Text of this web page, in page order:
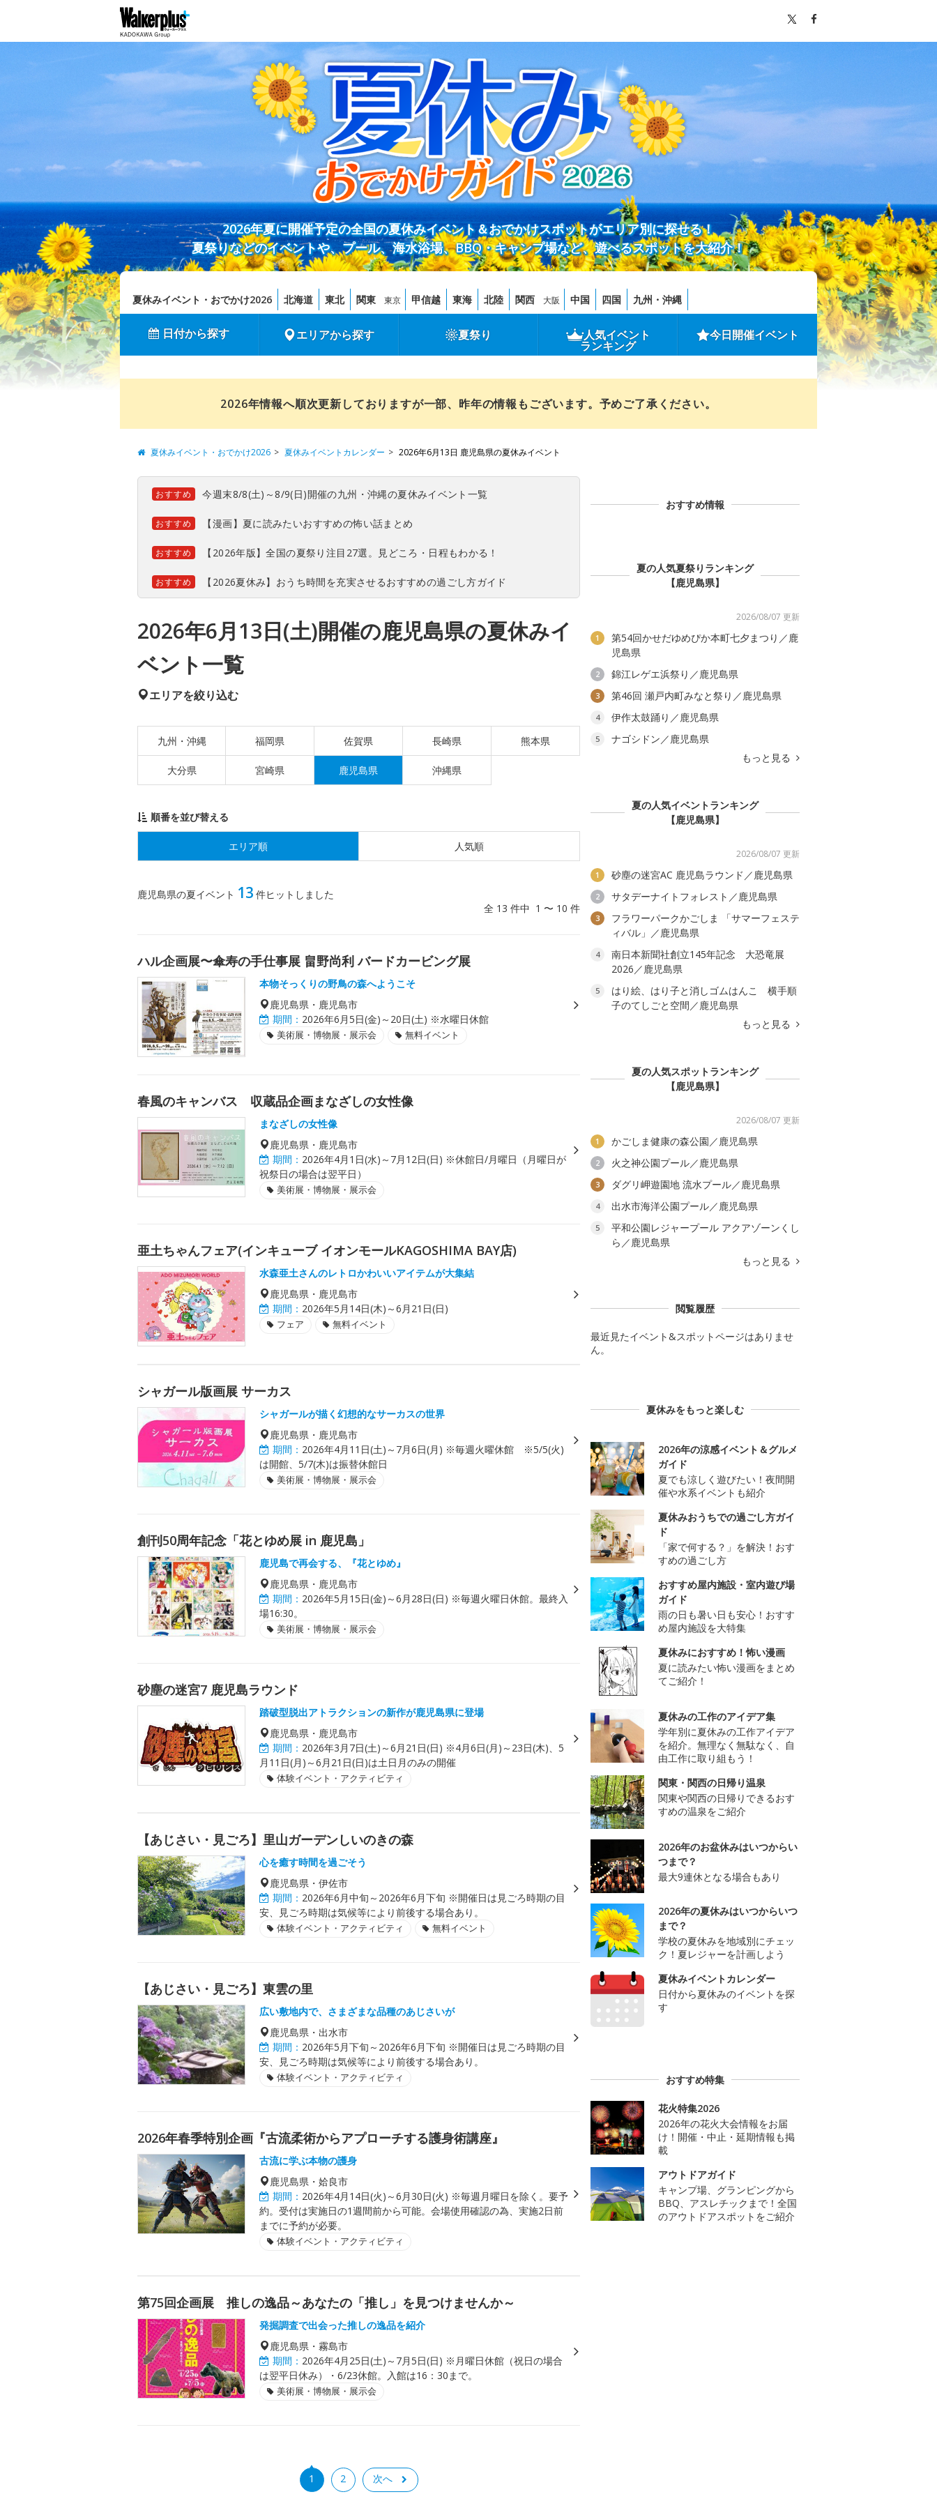
2026年夏に開催予定の全国の夏休みイベント＆おでかけスポットがエリア別に探せる！
夏祭りなどのイベントや、プール、海水浴場、BBQ・キャンプ場など、遊べるスポットを大紹介！
夏休みイベント・おでかけ2026 北海道 東北 関東 東京 甲信越 東海 北陸 関西 大阪 中国 四国 九州・沖縄
日付から探す エリアから探す 夏祭り 人気イベント
ランキング
今日開催イベント
2026年情報へ順次更新しておりますが一部、昨年の情報もございます。予めご了承ください。
夏休みイベント・おでかけ2026 夏休みイベントカレンダー 2026年6月13日 鹿児島県の夏休みイベント
おすすめ 今週末8/8(土)～8/9(日)開催の九州・沖縄の夏休みイベント一覧
おすすめ 【漫画】夏に読みたいおすすめの怖い話まとめ
おすすめ 【2026年版】全国の夏祭り注目27選。見どころ・日程もわかる！
おすすめ 【2026夏休み】おうち時間を充実させるおすすめの過ごし方ガイド
2026年6月13日(土)開催の鹿児島県の夏休みイ
ベント一覧
エリアを絞り込む
九州・沖縄 福岡県 佐賀県 長崎県 熊本県
大分県 宮崎県 鹿児島県 沖縄県
順番を並び替える
エリア順 人気順
鹿児島県の夏イベント 13 件ヒットしました
全 13 件中 1 〜 10 件
ハル企画展〜傘寿の手仕事展 畠野尚利 バードカービング展
本物そっくりの野鳥の森へようこそ
鹿児島県・鹿児島市
期間： 2026年6月5日(金)～20日(土) ※水曜日休館
美術展・博物展・展示会 無料イベント
春風のキャンバス 収蔵品企画まなざしの女性像
まなざしの女性像
鹿児島県・鹿児島市
期間： 2026年4月1日(水)～7月12日(日) ※休館日/月曜日（月曜日が
祝祭日の場合は翌平日）
美術展・博物展・展示会
亜土ちゃんフェア(インキューブ イオンモールKAGOSHIMA BAY店)
水森亜土さんのレトロかわいいアイテムが大集結
鹿児島県・鹿児島市
期間： 2026年5月14日(木)～6月21日(日)
フェア 無料イベント
シャガール版画展 サーカス
シャガールが描く幻想的なサーカスの世界
鹿児島県・鹿児島市
期間： 2026年4月11日(土)～7月6日(月) ※毎週火曜休館 ※5/5(火)
は開館、5/7(木)は振替休館日
美術展・博物展・展示会
創刊50周年記念「花とゆめ展 in 鹿児島」
鹿児島で再会する、『花とゆめ』
鹿児島県・鹿児島市
期間： 2026年5月15日(金)～6月28日(日) ※毎週火曜日休館。最終入
場16:30。
美術展・博物展・展示会
砂塵の迷宮7 鹿児島ラウンド
踏破型脱出アトラクションの新作が鹿児島県に登場
鹿児島県・鹿児島市
期間： 2026年3月7日(土)～6月21日(日) ※4月6日(月)～23日(木)、5
月11日(月)～6月21日(日)は土日月のみの開催
体験イベント・アクティビティ
【あじさい・見ごろ】里山ガーデンしいのきの森
心を癒す時間を過ごそう
鹿児島県・伊佐市
期間： 2026年6月中旬～2026年6月下旬 ※開催日は見ごろ時期の目
安、見ごろ時期は気候等により前後する場合あり。
体験イベント・アクティビティ 無料イベント
【あじさい・見ごろ】東雲の里
広い敷地内で、さまざまな品種のあじさいが
鹿児島県・出水市
期間： 2026年5月下旬～2026年6月下旬 ※開催日は見ごろ時期の目
安、見ごろ時期は気候等により前後する場合あり。
体験イベント・アクティビティ
2026年春季特別企画『古流柔術からアプローチする護身術講座』
古流に学ぶ本物の護身
鹿児島県・姶良市
期間： 2026年4月14日(火)～6月30日(火) ※毎週月曜日を除く。要予
約。受付は実施日の1週間前から可能。会場使用確認の為、実施2日前
までに予約が必要。
体験イベント・アクティビティ
第75回企画展 推しの逸品～あなたの「推し」を見つけませんか～
発掘調査で出会った推しの逸品を紹介
鹿児島県・霧島市
期間： 2026年4月25日(土)～7月5日(日) ※月曜日休館（祝日の場合
は翌平日休み）・6/23休館。入館は16：30まで。
美術展・博物展・展示会
1 2 次へ
おすすめ情報
夏の人気夏祭りランキング
【鹿児島県】
2026/08/07 更新
1
第54回かせだゆめぴか本町七夕まつり／鹿
児島県
2 錦江レゲエ浜祭り／鹿児島県
3 第46回 瀬戸内町みなと祭り／鹿児島県
4 伊作太鼓踊り／鹿児島県
5
ナゴシドン／鹿児島県
もっと見る
夏の人気イベントランキング
【鹿児島県】
2026/08/07 更新
1 砂塵の迷宮AC 鹿児島ラウンド／鹿児島県
2 サタデーナイトフォレスト／鹿児島県
3
フラワーパークかごしま 「サマーフェステ
ィバル」／鹿児島県
4
南日本新聞社創立145年記念 大恐竜展
2026／鹿児島県
5
はり絵、はり子と消しゴムはんこ 横手順
子のてしごと空間／鹿児島県
もっと見る
夏の人気スポットランキング
【鹿児島県】
2026/08/07 更新
1 かごしま健康の森公園／鹿児島県
2 火之神公園プール／鹿児島県
3 ダグリ岬遊園地 流水プール／鹿児島県
4 出水市海洋公園プール／鹿児島県
5
平和公園レジャープール アクアゾーンくし
ら／鹿児島県
もっと見る
閲覧履歴
最近見たイベント&スポットページはありませ
ん。
夏休みをもっと楽しむ
2026年の涼感イベント＆グルメ
ガイド
夏でも涼しく遊びたい！夜間開
催や水系イベントも紹介
夏休みおうちでの過ごし方ガイ
ド
「家で何する？」を解決！おす
すめの過ごし方
おすすめ屋内施設・室内遊び場
ガイド
雨の日も暑い日も安心！おすす
め屋内施設を大特集
夏休みにおすすめ！怖い漫画
夏に読みたい怖い漫画をまとめ
てご紹介！
夏休みの工作のアイデア集
学年別に夏休みの工作アイデア
を紹介。無理なく無駄なく、自
由工作に取り組もう！
関東・関西の日帰り温泉
関東や関西の日帰りできるおす
すめの温泉をご紹介
2026年のお盆休みはいつからい
つまで？
最大9連休となる場合もあり
2026年の夏休みはいつからいつ
まで？
学校の夏休みを地域別にチェッ
ク！夏レジャーを計画しよう
夏休みイベントカレンダー
日付から夏休みのイベントを探
す
おすすめ特集
花火特集2026
2026年の花火大会情報をお届
け！開催・中止・延期情報も掲
載
アウトドアガイド
キャンプ場、グランピングから
BBQ、アスレチックまで！全国
のアウトドアスポットをご紹介